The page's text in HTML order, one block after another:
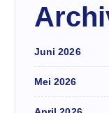
Juni 2026
Mei 2026